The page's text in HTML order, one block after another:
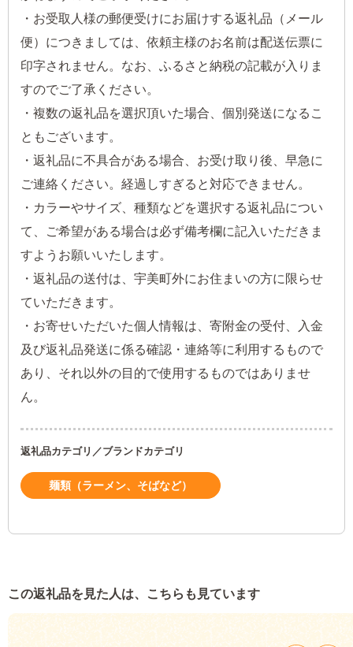
・お受取人様の郵便受けにお届けする返礼品（メール
便）につきましては、依頼主様のお名前は配送伝票に
印字されません。なお、ふるさと納税の記載が入りま
すのでご了承ください。
・複数の返礼品を選択頂いた場合、個別発送になるこ
ともございます。
・返礼品に不具合がある場合、お受け取り後、早急に
ご連絡ください。経過しすぎると対応できません。
・カラーやサイズ、種類などを選択する返礼品につい
て、ご希望がある場合は必ず備考欄に記入いただきま
すようお願いいたします。
・返礼品の送付は、宇美町外にお住まいの方に限らせ
ていただきます。
・お寄せいただいた個人情報は、寄附金の受付、入金
及び返礼品発送に係る確認・連絡等に利用するもので
あり、それ以外の目的で使用するものではありませ
ん。
返礼品カテゴリ／ブランドカテゴリ
麺類（ラーメン、そばなど）
この返礼品を見た人は、こちらも見ています